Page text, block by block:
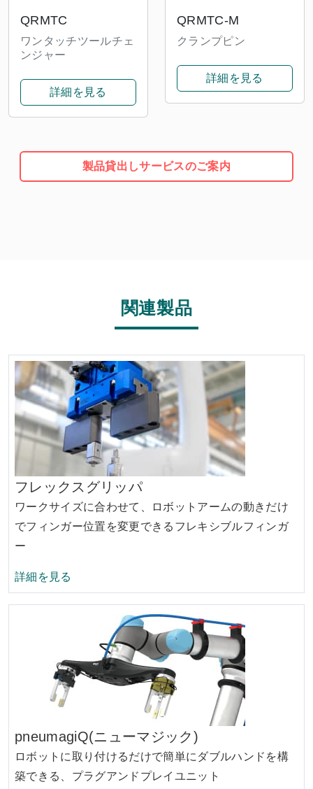
QRMTC
ワンタッチツールチェ
ンジャー
詳細を見る
QRMTC-M
クランプピン
詳細を見る
製品貸出しサービスのご案内
関連製品
フレックスグリッパ
ワークサイズに合わせて、ロボットアームの動きだけ
でフィンガー位置を変更できるフレキシブルフィンガ
ー
フレックスグリッパの
詳細を見る
pneumagiQ(ニューマジック)
ロボットに取り付けるだけで簡単にダブルハンドを構
築できる、プラグアンドプレイユニット